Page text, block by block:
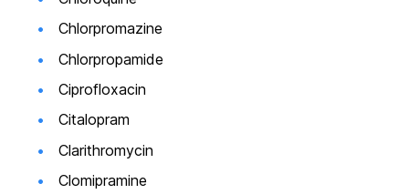
Chlorpromazine
Chlorpropamide
Ciprofloxacin
Citalopram
Clarithromycin
Clomipramine